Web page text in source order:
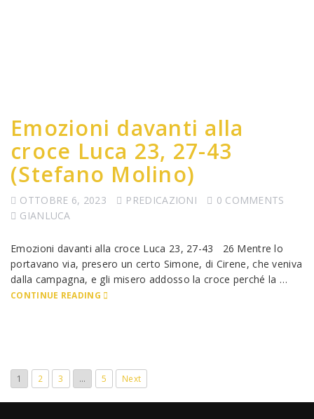
Emozioni davanti alla
croce Luca 23, 27-43
(Stefano Molino)
OTTOBRE 6, 2023 PREDICAZIONI
0 COMMENTS
GIANLUCA
Emozioni davanti alla croce Luca 23, 27-43 26 Mentre lo
portavano via, presero un certo Simone, di Cirene, che veniva
dalla campagna, e gli misero addosso la croce perché la …
CONTINUE READING
1 2 3 … 5 Next